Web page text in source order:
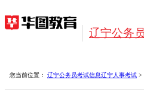
辽宁公务
您当前位置： 辽宁公务员考试信息辽宁人事考试 >